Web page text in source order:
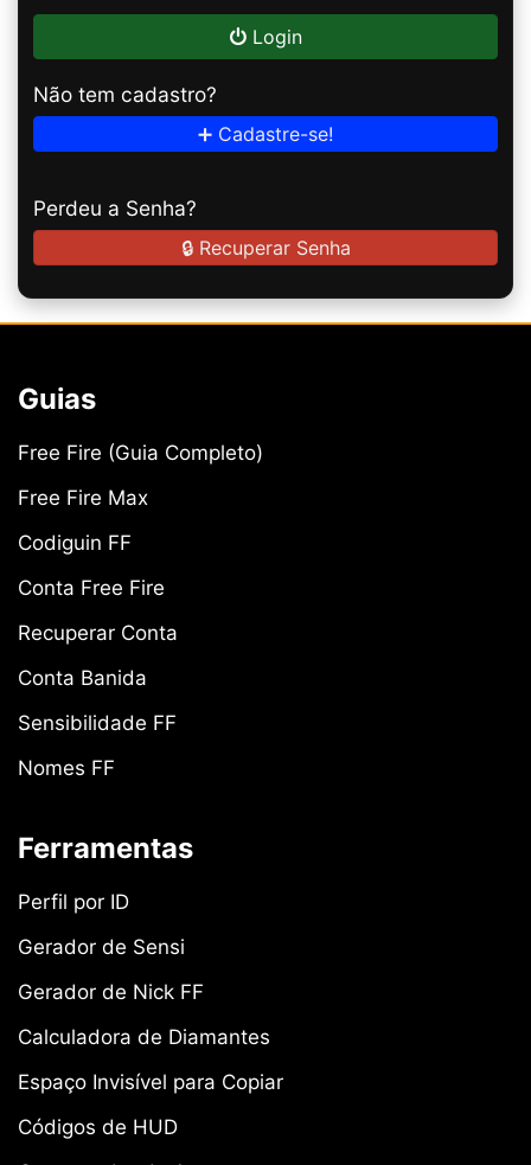
Login
Não tem cadastro?
➕ Cadastre-se!
Perdeu a Senha?
🔒 Recuperar Senha
Guias
Free Fire (Guia Completo)
Free Fire Max
Codiguin FF
Conta Free Fire
Recuperar Conta
Conta Banida
Sensibilidade FF
Nomes FF
Ferramentas
Perfil por ID
Gerador de Sensi
Gerador de Nick FF
Calculadora de Diamantes
Espaço Invisível para Copiar
Códigos de HUD